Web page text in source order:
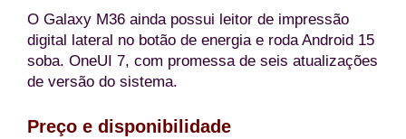
O Galaxy M36 ainda possui leitor de impressão
digital lateral no botão de energia e roda Android 15
soba. OneUI 7, com promessa de seis atualizações
de versão do sistema.
Preço e disponibilidade